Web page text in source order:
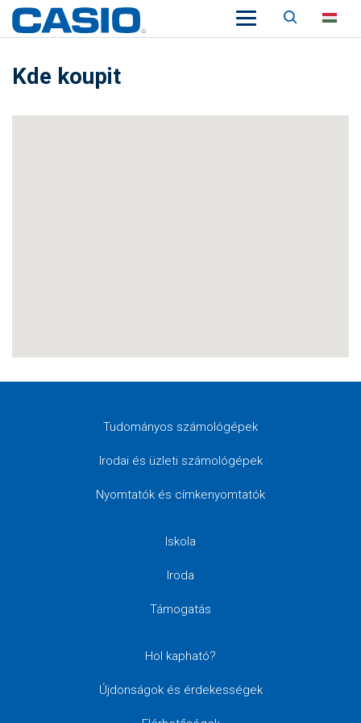
Keresés
Kde koupit
Tudományos számológépek
Irodai és üzleti számológépek
Nyomtatók és címkenyomtatók
Iskola
Iroda
Támogatás
Hol kapható?
Újdonságok és érdekességek